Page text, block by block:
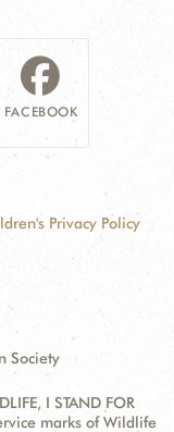
FACEBOOK
Privacy Policy
Society
I STAND FOR
marks of Wildlife